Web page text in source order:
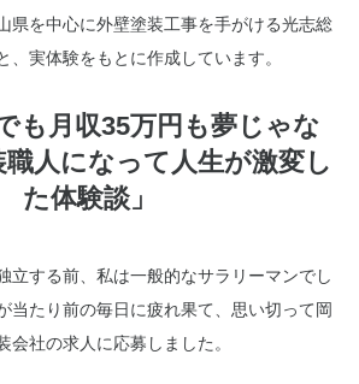
県を中心に外壁塗装工事を手がける光志総
、実体験をもとに作成しています。
も月収35万円も夢じゃな
職人になって人生が激変し
た体験談」
立する前、私は一般的なサラリーマンでし
当たり前の毎日に疲れ果て、思い切って岡
会社の求人に応募しました。